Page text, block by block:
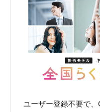
ユーザー登録不要で